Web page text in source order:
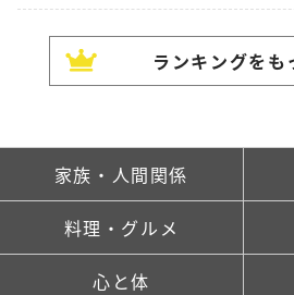
ランキングをも
家族・人間関係
料理・グルメ
心と体